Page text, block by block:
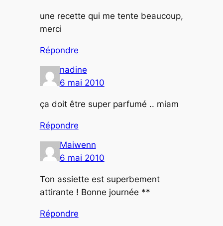
une recette qui me tente beaucoup,
merci
Répondre
nadine
6 mai 2010
ça doit être super parfumé .. miam
Répondre
Maiwenn
6 mai 2010
Ton assiette est superbement
attirante ! Bonne journée **
Répondre